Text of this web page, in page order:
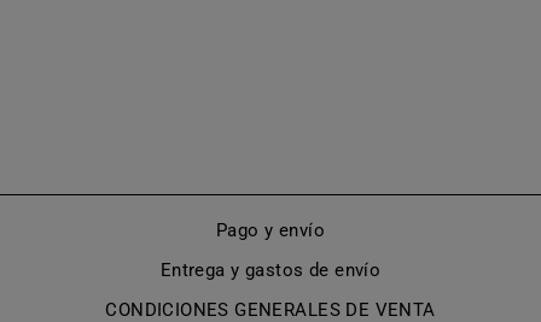
Pago y envío
Entrega y gastos de envío
CONDICIONES GENERALES DE VENTA